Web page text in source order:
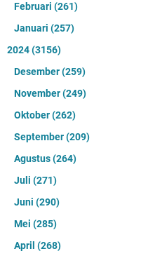
Februari (261)
Januari (257)
2024(3156)
Desember(259)
November(249)
Oktober(262)
September(209)
Agustus(264)
Juli (271)
Juni (290)
Mei (285)
April (268)